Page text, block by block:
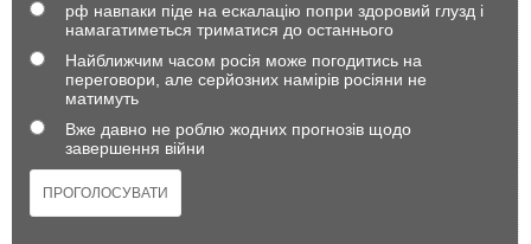
рф навпаки піде на ескалацію попри здоровий глузд і
намагатиметься триматися до останнього
Найближчим часом росія може погодитись на
переговори, але серйозних намірів росіяни не
матимуть
Вже давно не роблю жодних прогнозів щодо
завершення війни